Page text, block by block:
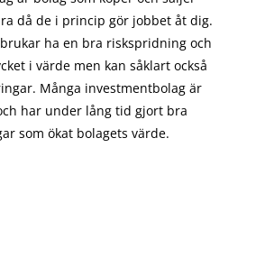
då de i princip görjobbet åt dig.
ha en bra riskspridning och
i värde men kan såklart också
Många investmentbolag är
har under lång tid gjort bra
som ökat bolagets värde.